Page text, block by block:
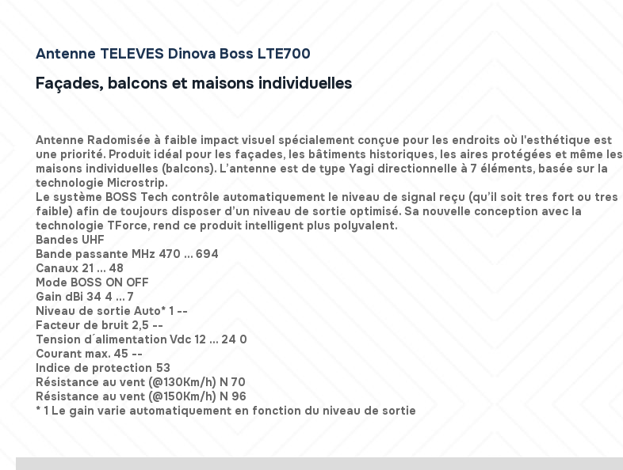
Antenne TELEVES Dinova Boss LTE700
Façades, balcons et maisons individuelles
Antenne Radomisée à faible impact visuel spécialement conçue pour les endroits où l'esthétique est
une priorité. Produit idéal pour les façades, les bâtiments historiques, les aires protégées et même les
maisons individuelles (balcons). L’antenne est de type Yagi directionnelle à 7 éléments, basée sur la
technologie Microstrip.
Le système BOSS Tech contrôle automatiquement le niveau de signal reçu (qu’il soit tres fort ou tres
faible) afin de toujours disposer d’un niveau de sortie optimisé. Sa nouvelle conception avec la
technologie TForce, rend ce produit intelligent plus polyvalent.
Bandes UHF
Bande passante MHz 470 ... 694
Canaux 21 ... 48
Mode BOSS ON OFF
Gain dBi 34 4 ... 7
Niveau de sortie Auto* 1 --
Facteur de bruit 2,5 --
Tension d ́alimentation Vdc 12 ... 24 0
Courant max. 45 --
Indice de protection 53
Résistance au vent (@130Km/h) N 70
Résistance au vent (@150Km/h) N 96
* 1 Le gain varie automatiquement en fonction du niveau de sortie